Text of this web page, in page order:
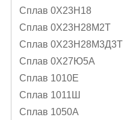
Сплав 0Х23Н18
Сплав 0Х23Н28М2Т
Сплав 0Х23Н28М3Д3Т
Сплав 0Х27Ю5А
Сплав 1010Е
Сплав 1011Ш
Сплав 1050А